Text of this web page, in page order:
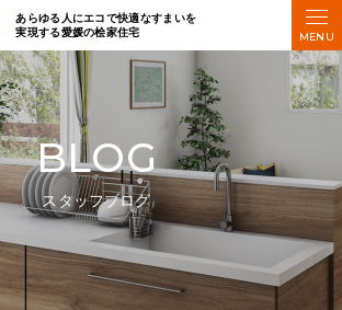
あらゆる人にエコで快適なすまいを
実現する愛媛の桧家住宅
BLOG
スタッフブログ